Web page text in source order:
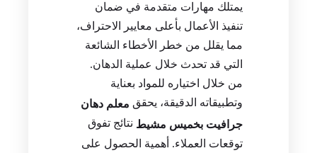
يمتلك مهارات متقدمة في ضمان
تنفيذ الأعمال بأعلى معايير الاحتراف،
مما يقلل من خطر الأخطاء الشائعة
التي قد تحدث خلال عملية الدهان.
من خلال اختياره للمواد بعناية
وتطبيقاته الدقيقة، يحقق معلم دهان
جرافيت بخميس مشيط نتائج تفوق
توقعات العملاء. أهمية الحصول على